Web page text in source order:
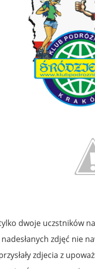
dwoje uczstników
zdjęć nie
zdjecia z